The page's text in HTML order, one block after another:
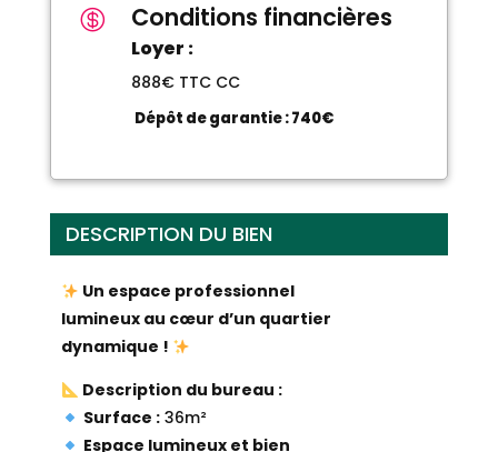
 Conditions financières
Loyer :
888€ TTC CC
Dépôt de garantie :740€
DESCRIPTION DU BIEN
Un espace professionnel
lumineux au cœur d’un quartier
dynamique !
Description du bureau :
Surface :36m²
Espace lumineux et bien